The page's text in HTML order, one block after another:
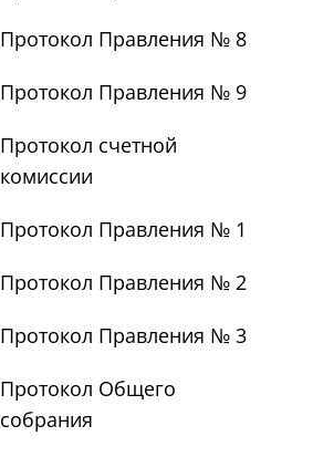
Протокол Правления № 8
Протокол Правления № 9
Протокол счетной
комиссии
Протокол Правления № 1
Протокол Правления № 2
Протокол Правления № 3
Протокол Общего
собрания